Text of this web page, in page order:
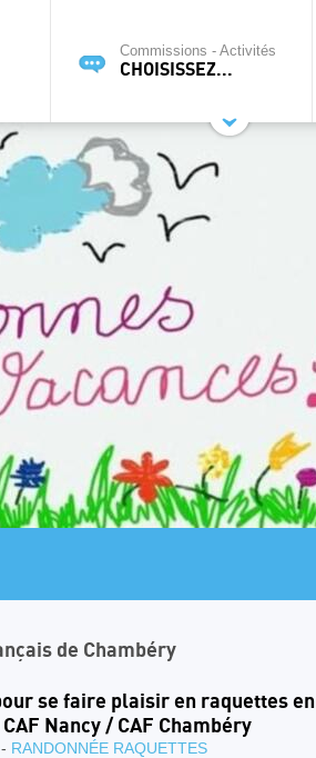
Commissions - Activités
CHOISISSEZ...
de Chambéry
se faire plaisir en raquettes en
Nancy / CAF Chambéry
RANDONNÉE RAQUETTES